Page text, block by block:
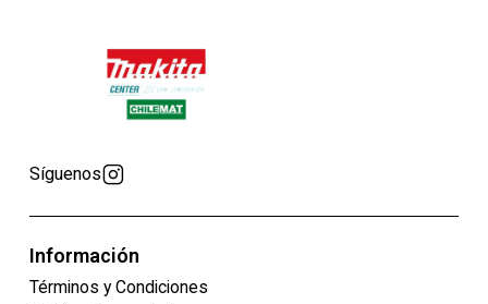
Síguenos
Información
Términos y Condiciones